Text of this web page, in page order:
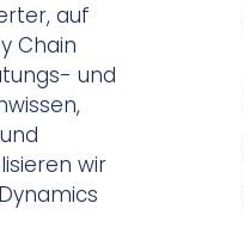
auf
Chain
und
wir